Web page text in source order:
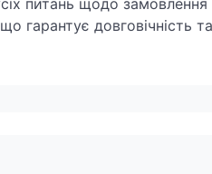
питань щодо
гарантує довговічність